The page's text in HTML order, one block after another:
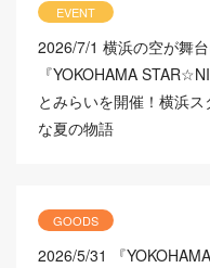
EVENT
2026/7/1 横浜の空が舞
『YOKOHAMA
とみらいを開催！横浜
な夏の物語
GOODS
2026/5/31
『